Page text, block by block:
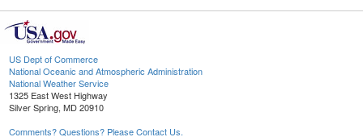
US Dept of Commerce
National Oceanic and Atmospheric Administration
National Weather Service
1325 East West Highway
Silver Spring, MD 20910
Comments? Questions? Please Contact Us.